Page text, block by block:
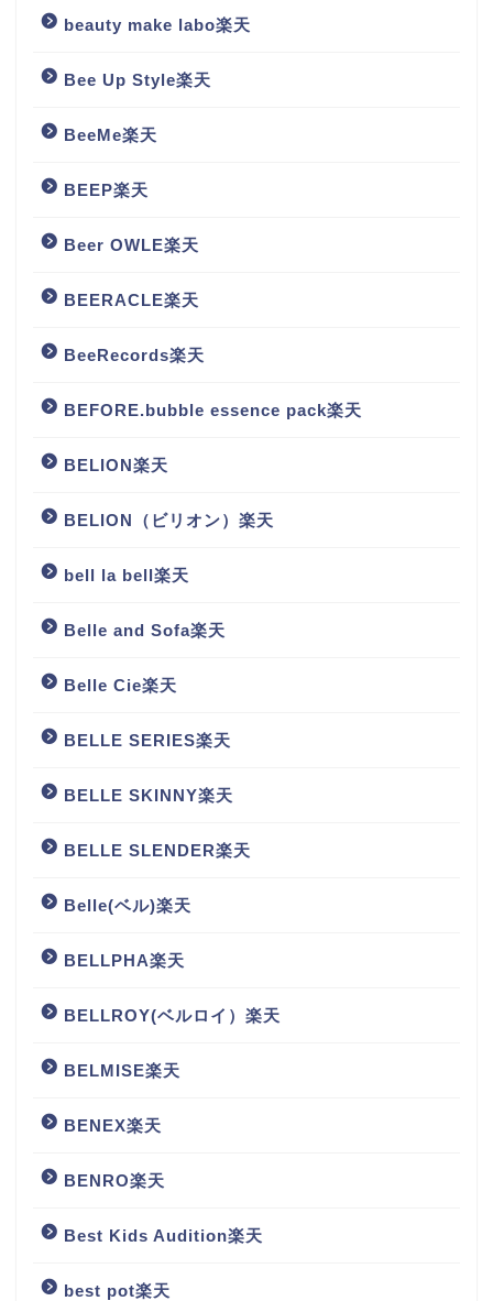
beauty make labo楽天
Bee Up Style楽天
BeeMe楽天
BEEP楽天
Beer OWLE楽天
BEERACLE楽天
BeeRecords楽天
BEFORE.bubble essence pack楽天
BELION楽天
BELION（ビリオン）楽天
bell la bell楽天
Belle and Sofa楽天
Belle Cie楽天
BELLE SERIES楽天
BELLE SKINNY楽天
BELLE SLENDER楽天
Belle(ベル)楽天
BELLPHA楽天
BELLROY(ベルロイ）楽天
BELMISE楽天
BENEX楽天
BENRO楽天
Best Kids Audition楽天
best pot楽天